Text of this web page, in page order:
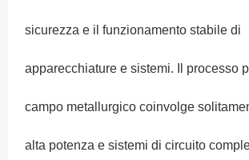
sicurezza e il funzionamento stabile di
apparecchiature e sistemi. Il processo
campo metallurgico coinvolge
alta potenza e sistemi di circuito